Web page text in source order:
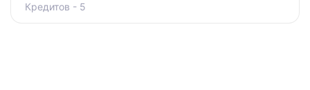
Кредитов - 5